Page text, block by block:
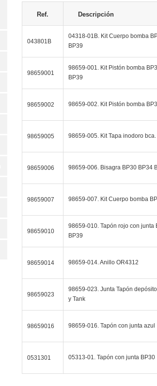
Ref. Descripción
043801B
04318-01B. Kit Cuerpo bomba
BP39
98659001
98659-001. Kit Pistón bomba
BP39
98659002 98659-002. Kit Pistón bomba
98659005 98659-005. Kit Tapa inodoro bca.
98659006 98659-006. Bisagra BP30 BP34
98659007 98659-007. Kit Cuerpo bomba
98659010
98659-010. Tapón rojo con junta
BP39
98659014 98659-014. Anillo OR4312
98659023
98659-023. Junta Tapón
y Tank
98659016 98659-016. Tapón con junta azul
0531301 05313-01. Tapón con junta BP30